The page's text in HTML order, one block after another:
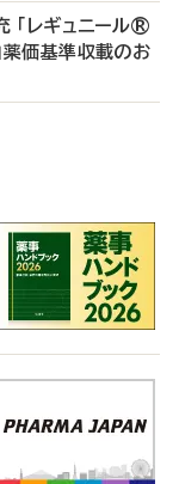
「レギュニール®
価基準収載のお